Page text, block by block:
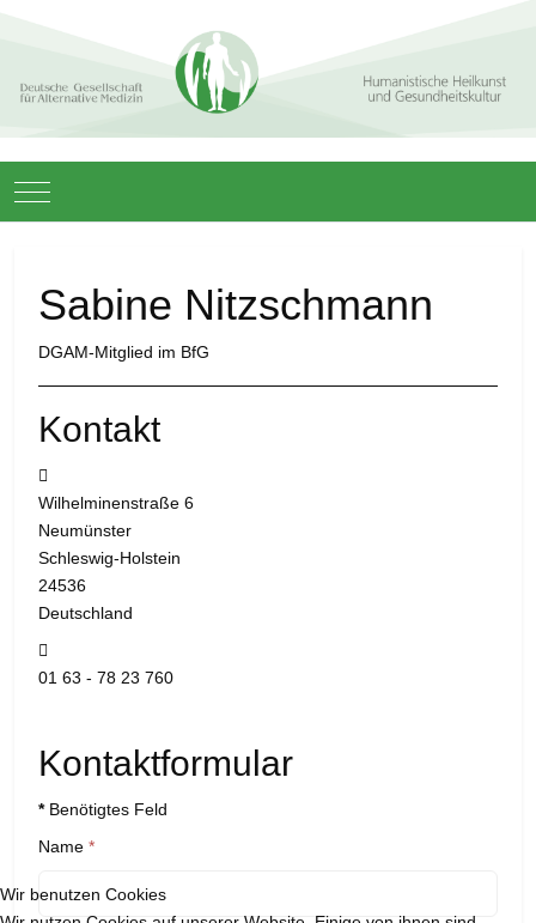
Mobile Menu Toggle
Sabine Nitzschmann
DGAM-Mitglied im BfG
Kontakt
Wilhelminenstraße 6
Neumünster
Schleswig-Holstein
24536
Deutschland
01 63 - 78 23 760
Kontaktformular
*Benötigtes Feld
Name *
Wir benutzen Cookies